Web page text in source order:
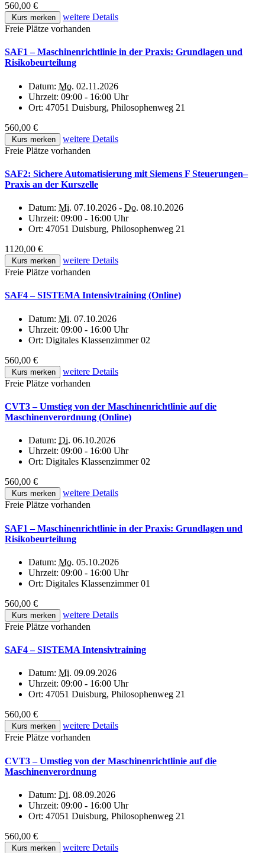
560,00 €
Kurs merken
weitere Details
Freie Plätze vorhanden
SAF1 – Maschinenrichtlinie in der Praxis: Grundlagen und
Risikobeurteilung
Datum: Mo. 02.11.2026
Uhrzeit: 09:00 - 16:00 Uhr
Ort: 47051 Duisburg, Philosophenweg 21
560,00 €
Kurs merken
weitere Details
Freie Plätze vorhanden
SAF2: Sichere Automatisierung mit Siemens F Steuerungen–
Praxis an der Kurszelle
Datum: Mi. 07.10.2026 - Do. 08.10.2026
Uhrzeit: 09:00 - 16:00 Uhr
Ort: 47051 Duisburg, Philosophenweg 21
1120,00 €
Kurs merken
weitere Details
Freie Plätze vorhanden
SAF4 – SISTEMA Intensivtraining (Online)
Datum: Mi. 07.10.2026
Uhrzeit: 09:00 - 16:00 Uhr
Ort: Digitales Klassenzimmer 02
560,00 €
Kurs merken
weitere Details
Freie Plätze vorhanden
CVT3 – Umstieg von der Maschinenrichtlinie auf die
Maschinenverordnung (Online)
Datum: Di. 06.10.2026
Uhrzeit: 09:00 - 16:00 Uhr
Ort: Digitales Klassenzimmer 02
560,00 €
Kurs merken
weitere Details
Freie Plätze vorhanden
SAF1 – Maschinenrichtlinie in der Praxis: Grundlagen und
Risikobeurteilung
Datum: Mo. 05.10.2026
Uhrzeit: 09:00 - 16:00 Uhr
Ort: Digitales Klassenzimmer 01
560,00 €
Kurs merken
weitere Details
Freie Plätze vorhanden
SAF4 – SISTEMA Intensivtraining
Datum: Mi. 09.09.2026
Uhrzeit: 09:00 - 16:00 Uhr
Ort: 47051 Duisburg, Philosophenweg 21
560,00 €
Kurs merken
weitere Details
Freie Plätze vorhanden
CVT3 – Umstieg von der Maschinenrichtlinie auf die
Maschinenverordnung
Datum: Di. 08.09.2026
Uhrzeit: 09:00 - 16:00 Uhr
Ort: 47051 Duisburg, Philosophenweg 21
560,00 €
Kurs merken
weitere Details